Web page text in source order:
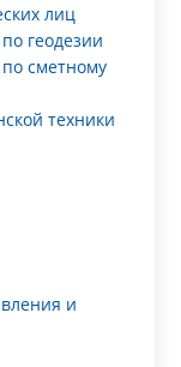
лиц
геодезии
сметному
техники
и